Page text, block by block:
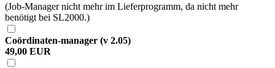
(Job-Manager nicht mehr im Lieferprogramm, da nicht mehr
benötigt bei SL2000.)
Coördinaten-manager (v 2.05)
49,00 EUR